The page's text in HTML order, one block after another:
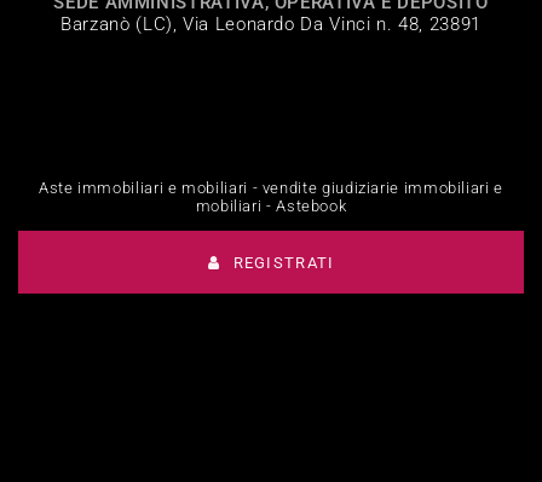
Barzanò (LC), Via Leonardo Da Vinci n. 48, 23891
Aste immobiliari e mobiliari - vendite giudiziarie immobiliari e
mobiliari - Astebook
REGISTRATI